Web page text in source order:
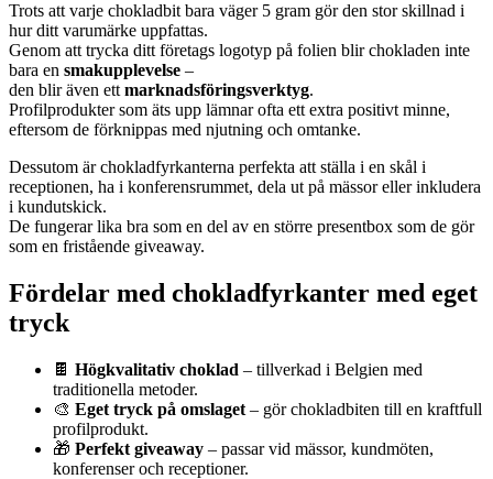
Trots att varje chokladbit bara väger 5 gram gör den stor skillnad i
hur ditt varumärke uppfattas.
Genom att trycka ditt företags logotyp på folien blir chokladen inte
bara en smakupplevelse –
den blir även ett marknadsföringsverktyg.
Profilprodukter som äts upp lämnar ofta ett extra positivt minne,
eftersom de förknippas med njutning och omtanke.
Dessutom är chokladfyrkanterna perfekta att ställa i en skål i
receptionen, ha i konferensrummet, dela ut på mässor eller inkludera
i kundutskick.
De fungerar lika bra som en del av en större presentbox som de gör
som en fristående giveaway.
Fördelar med chokladfyrkanter med eget
tryck
🍫 Högkvalitativ choklad – tillverkad i Belgien med
traditionella metoder.
🎨 Eget tryck på omslaget – gör chokladbiten till en kraftfull
profilprodukt.
🎁 Perfekt giveaway – passar vid mässor, kundmöten,
konferenser och receptioner.